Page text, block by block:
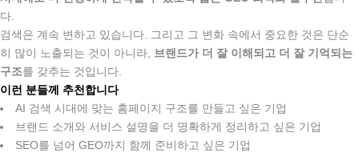
다.
검색은 계속 변하고 있습니다. 그리고 그 변화 속에서 중요한 것은 단순
히 많이 노출되는 것이 아니라, 브랜드가 더 잘 이해되고 더 잘 기억되는
구조를 갖추는 것입니다.
이런 분들께 추천합니다
AI 검색 시대에 맞는 홈페이지 구조를 만들고 싶은 기업
브랜드 소개와 서비스 설명을 더 명확하게 정리하고 싶은 기업
SEO를 넘어 GEO까지 함께 준비하고 싶은 기업